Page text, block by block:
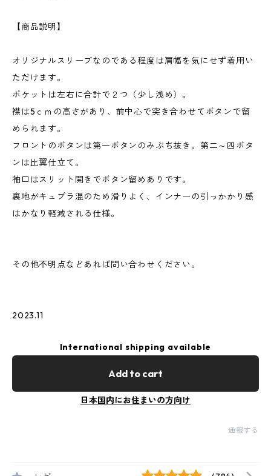
【商品説明】
オリジナルスリーブなのである程度は肩幅を気にせず着用い
ただけます。
ポケットは左右に合計で２つ（少し浅め）。
襟は5ｃｍの高さがあり、前中心で突き合わせてボタンで留
められます。
フロントのボタンは第一ボタンのみぶち抜き。第二～四ボタ
ンは比翼仕立て。
袖口はスリット開きでボタン留めありです。
裏地がキュプラ混のため滑りよく、インナーの引っかかり感
はかなり軽減される仕様。
その他不明点などあれば問い合わせください。
2023.11
International shipping available
Add to cart
日本国内にお住まいの方向け
通報する